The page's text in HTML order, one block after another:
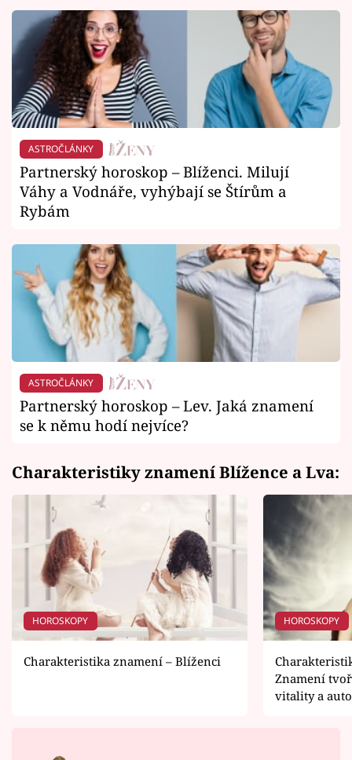
ASTROČLÁNKY
Partnerský horoskop – Blíženci. Milují
Váhy a Vodnáře, vyhýbají se Štírům a
Rybám
ASTROČLÁNKY
Partnerský horoskop – Lev. Jaká znamení
se k němu hodí nejvíce?
Charakteristiky znamení Blížence a Lva:
HOROSKOPY
Charakteristika znamení – Blíženci
HOROSKOPY
Znamení
vitality a